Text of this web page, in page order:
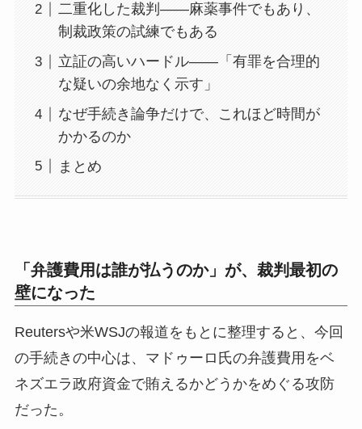
二重化した裁判——麻薬事件でもあり、
制裁政策の試練でもある
立証の高いハードル——「有罪を合理的
な疑いの余地なく示す」
なぜ手続き論争だけで、これほど時間が
かかるのか
まとめ
「弁護費用は誰が払うのか」が、裁判最初の
壁になった
Reutersや米WSJの報道をもとに整理すると、今回
の手続きの中心は、マドゥーロ氏の弁護費用をベ
ネズエラ政府資金で賄えるかどうかをめぐる攻防
だった。